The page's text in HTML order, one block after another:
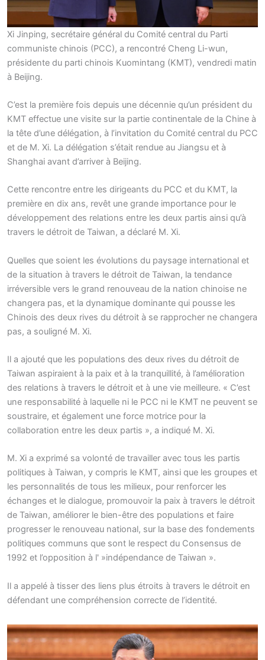
Xi Jinping, secrétaire général du Comité central du Parti
communiste chinois (PCC), a rencontré Cheng Li-wun,
présidente du parti chinois Kuomintang (KMT), vendredi matin
à Beijing.
C’est la première fois depuis une décennie qu’un président du
KMT effectue une visite sur la partie continentale de la Chine à
la tête d’une délégation, à l’invitation du Comité central du PCC
et de M. Xi. La délégation s’était rendue au Jiangsu et à
Shanghai avant d’arriver à Beijing.
Cette rencontre entre les dirigeants du PCC et du KMT, la
première en dix ans, revêt une grande importance pour le
développement des relations entre les deux partis ainsi qu’à
travers le détroit de Taiwan, a déclaré M. Xi.
Quelles que soient les évolutions du paysage international et
de la situation à travers le détroit de Taiwan, la tendance
irréversible vers le grand renouveau de la nation chinoise ne
changera pas, et la dynamique dominante qui pousse les
Chinois des deux rives du détroit à se rapprocher ne changera
pas, a souligné M. Xi.
Il a ajouté que les populations des deux rives du détroit de
Taiwan aspiraient à la paix et à la tranquillité, à l’amélioration
des relations à travers le détroit et à une vie meilleure. « C’est
une responsabilité à laquelle ni le PCC ni le KMT ne peuvent se
soustraire, et également une force motrice pour la
collaboration entre les deux partis », a indiqué M. Xi.
M. Xi a exprimé sa volonté de travailler avec tous les partis
politiques à Taiwan, y compris le KMT, ainsi que les groupes et
les personnalités de tous les milieux, pour renforcer les
échanges et le dialogue, promouvoir la paix à travers le détroit
de Taiwan, améliorer le bien-être des populations et faire
progresser le renouveau national, sur la base des fondements
politiques communs que sont le respect du Consensus de
1992 et l’opposition à l' »indépendance de Taiwan ».
Il a appelé à tisser des liens plus étroits à travers le détroit en
défendant une compréhension correcte de l’identité.